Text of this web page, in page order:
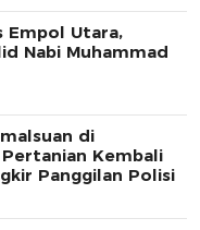
Empol Utara,
Nabi Muhammad
di
Kembali
Panggilan Polisi